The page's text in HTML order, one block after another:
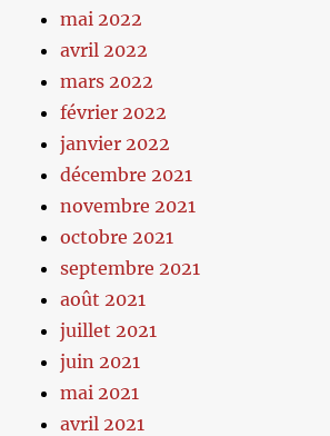
mai 2022
avril 2022
mars 2022
février 2022
janvier 2022
décembre 2021
novembre 2021
octobre 2021
septembre 2021
août 2021
juillet 2021
juin 2021
mai 2021
avril 2021